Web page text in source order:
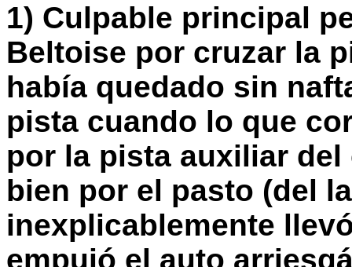
1) Culpable principal
Beltoise por cruzar la
había quedado sin
pista cuando lo que
por la pista auxiliar
bien por el pasto (del
inexplicablemente
empujó el auto